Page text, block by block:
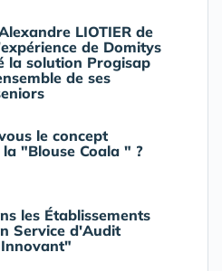
LIOTIER de
de Domitys
la solution Progisap
de ses
le concept
"Blouse Coala " ?
les Établissements
Service d'Audit